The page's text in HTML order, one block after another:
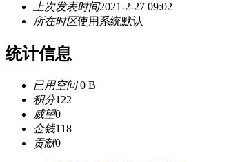
上次发表时间2021-2-27 09:02
所在时区使用系统默认
统计信息
已用空间0 B
积分122
威望0
金钱118
贡献0